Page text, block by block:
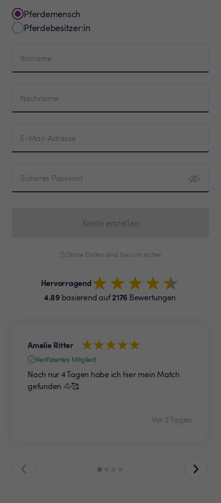
Pferdemensch
Pferdebesitzer:in
Vorname
Nachname
E-Mail-Adresse
Sicheres Passwort
Deine Daten sind bei uns sicher.
Hervorragend
4.89basierend auf2176 Bewertungen
Amelie Ritter
Verifiziertes Mitglied
Nach nur 4 Tagen habe ich hier mein Match
gefunden 🐴🥰
Vor 2 Tagen